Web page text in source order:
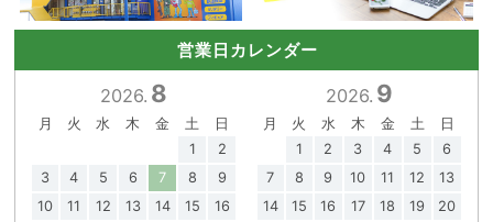
営業日カレンダー
2026. 8
月 火 水 木 金 土
日
1
2
3
4 5 6 7 8
9
10
11 12 13 14 15
16
2026. 9
月 火 水 木 金 土
日
1
2 3 4 5
6
7
8 9 10 11 12
13
14
15 16 17 18 19
20